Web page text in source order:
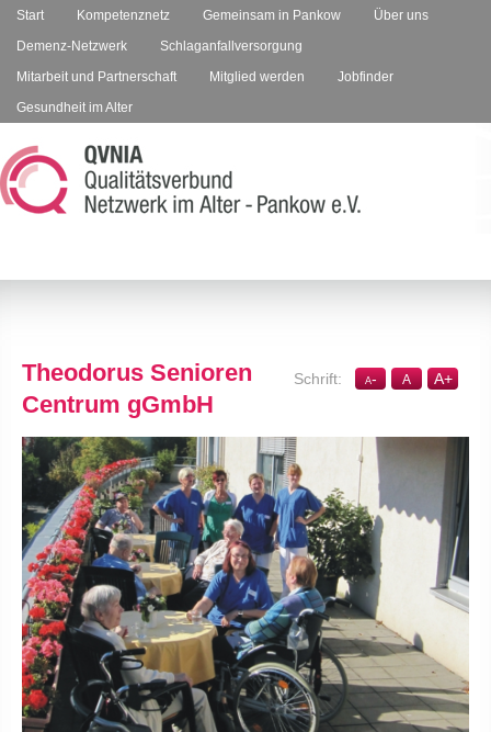
Start Kompetenznetz Gemeinsam in Pankow
Über uns
Demenz-Netzwerk
Schlaganfallversorgung
Mitarbeit und Partnerschaft
Mitglied werden
Jobfinder
Gesundheit im Alter
A+
A
A-
Theodorus Senioren
Centrum gGmbH